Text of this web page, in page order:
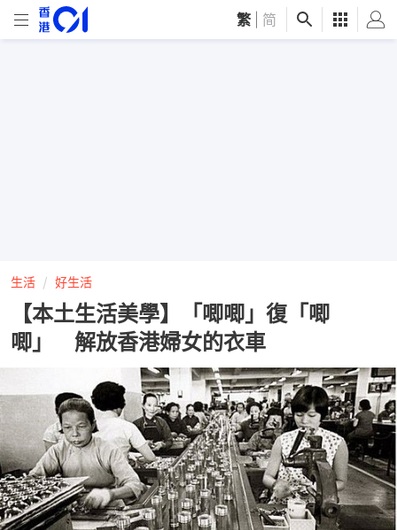
繁 简
生活 好生活
【本土生活美學】「唧唧」復「唧
唧」 解放香港婦女的衣車